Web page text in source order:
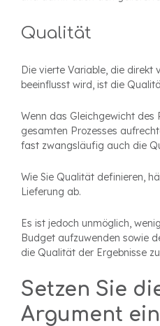
Qualität
Die vierte Variable, die direkt
beeinflusst wird, ist die
Wenn das Gleichgewicht des
gesamten Prozesses
fast zwangsläufig auch die
Wie Sie Qualität definieren,
Lieferung ab.
Es ist jedoch unmöglich,
Budget aufzuwenden sowie
die Qualität der Ergebnisse
Setzen Sie
Argument